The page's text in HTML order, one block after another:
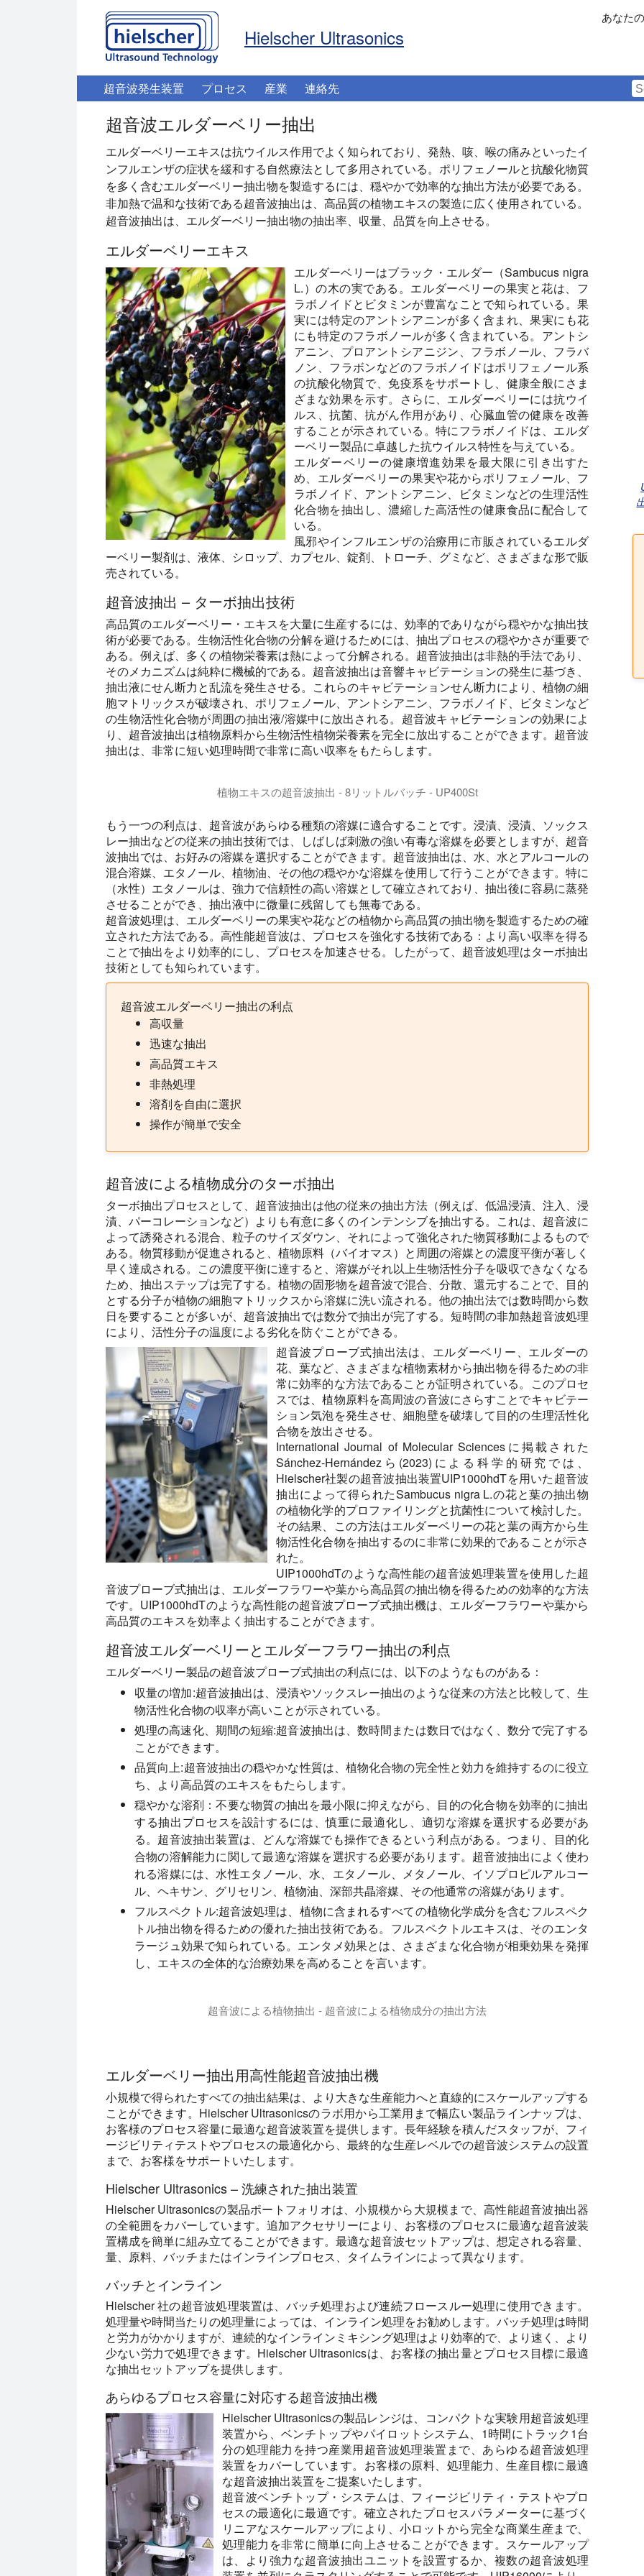
Hielscher Ultrasonics
あなた
超音波発生装置 プロセス 産業 連絡先
超音波エルダーベリー抽出
エルダーベリーエキスは抗ウイルス作用でよく知られており、発熱、咳、喉の痛みといったイ
ンフルエンザの症状を緩和する自然療法として多用されている。ポリフェノールと抗酸化物質
を多く含むエルダーベリー抽出物を製造するには、穏やかで効率的な抽出方法が必要である。
非加熱で温和な技術である超音波抽出は、高品質の植物エキスの製造に広く使用されている。
超音波抽出は、エルダーベリー抽出物の抽出率、収量、品質を向上させる。
エルダーベリーエキス
エルダーベリーはブラック・エルダー（Sambucus nigra
L.）の木の実である。エルダーベリーの果実と花は、フ
ラボノイドとビタミンが豊富なことで知られている。果
実には特定のアントシアニンが多く含まれ、果実にも花
にも特定のフラボノールが多く含まれている。アントシ
アニン、プロアントシアニジン、フラボノール、フラバ
ノン、フラボンなどのフラボノイドはポリフェノール系
の抗酸化物質で、免疫系をサポートし、健康全般にさま
ざまな効果を示す。さらに、エルダーベリーには抗ウイ
ルス、抗菌、抗がん作用があり、心臓血管の健康を改善
することが示されている。特にフラボノイドは、エルダ
ーベリー製品に卓越した抗ウイルス特性を与えている。
エルダーベリーの健康増進効果を最大限に引き出すた
め、エルダーベリーの果実や花からポリフェノール、フ
ラボノイド、アントシアニン、ビタミンなどの生理活性
化合物を抽出し、濃縮した高活性の健康食品に配合して
いる。
風邪やインフルエンザの治療用に市販されているエルダ
ーベリー製剤は、液体、シロップ、カプセル、錠剤、トローチ、グミなど、さまざまな形で販
売されている。
超音波抽出 – ターボ抽出技術
高品質のエルダーベリー・エキスを大量に生産するには、効率的でありながら穏やかな抽出技
術が必要である。生物活性化合物の分解を避けるためには、抽出プロセスの穏やかさが重要で
ある。例えば、多くの植物栄養素は熱によって分解される。超音波抽出は非熱的手法であり、
そのメカニズムは純粋に機械的である。超音波抽出は音響キャビテーションの発生に基づき、
抽出液にせん断力と乱流を発生させる。これらのキャビテーションせん断力により、植物の細
胞マトリックスが破壊され、ポリフェノール、アントシアニン、フラボノイド、ビタミンなど
の生物活性化合物が周囲の抽出液/溶媒中に放出される。超音波キャビテーションの効果によ
り、超音波抽出は植物原料から生物活性植物栄養素を完全に放出することができます。超音波
抽出は、非常に短い処理時間で非常に高い収率をもたらします。
植物エキスの超音波抽出 - 8リットルバッチ - UP400St
もう一つの利点は、超音波があらゆる種類の溶媒に適合することです。浸漬、浸漬、ソックス
レー抽出などの従来の抽出技術では、しばしば刺激の強い有毒な溶媒を必要としますが、超音
波抽出では、お好みの溶媒を選択することができます。超音波抽出は、水、水とアルコールの
混合溶媒、エタノール、植物油、その他の穏やかな溶媒を使用して行うことができます。特に
（水性）エタノールは、強力で信頼性の高い溶媒として確立されており、抽出後に容易に蒸発
させることができ、抽出液中に微量に残留しても無毒である。
超音波処理は、エルダーベリーの果実や花などの植物から高品質の抽出物を製造するための確
立された方法である。高性能超音波は、プロセスを強化する技術である：より高い収率を得る
ことで抽出をより効率的にし、プロセスを加速させる。したがって、超音波処理はターボ抽出
技術としても知られています。
超音波エルダーベリー抽出の利点
高収量
迅速な抽出
高品質エキス
非熱処理
溶剤を自由に選択
操作が簡単で安全
超音波による植物成分のターボ抽出
ターボ抽出プロセスとして、超音波抽出は他の従来の抽出方法（例えば、低温浸漬、注入、浸
漬、パーコレーションなど）よりも有意に多くのインテンシブを抽出する。これは、超音波に
よって誘発される混合、粒子のサイズダウン、それによって強化された物質移動によるもので
ある。物質移動が促進されると、植物原料（バイオマス）と周囲の溶媒との濃度平衡が著しく
早く達成される。この濃度平衡に達すると、溶媒がそれ以上生物活性分子を吸収できなくなる
ため、抽出ステップは完了する。植物の固形物を超音波で混合、分散、還元することで、目的
とする分子が植物の細胞マトリックスから溶媒に洗い流される。他の抽出法では数時間から数
日を要することが多いが、超音波抽出では数分で抽出が完了する。短時間の非加熱超音波処理
により、活性分子の温度による劣化を防ぐことができる。
超音波プローブ式抽出法は、エルダーベリー、エルダーの
花、葉など、さまざまな植物素材から抽出物を得るための非
常に効率的な方法であることが証明されている。このプロセ
スでは、植物原料を高周波の音波にさらすことでキャビテー
ション気泡を発生させ、細胞壁を破壊して目的の生理活性化
合物を放出させる。
International Journal of Molecular Sciencesに掲載された
Sánchez-Hernándezら(2023)による科学的研究では、
Hielscher社製の超音波抽出装置UIP1000hdTを用いた超音波
抽出によって得られたSambucus nigra L.の花と葉の抽出物
の植物化学的プロファイリングと抗菌性について検討した。
その結果、この方法はエルダーベリーの花と葉の両方から生
物活性化合物を抽出するのに非常に効果的であることが示さ
れた。
UIP1000hdTのような高性能の超音波処理装置を使用した超
音波プローブ式抽出は、エルダーフラワーや葉から高品質の抽出物を得るための効率的な方法
です。UIP1000hdTのような高性能の超音波プローブ式抽出機は、エルダーフラワーや葉から
高品質のエキスを効率よく抽出することができます。
超音波エルダーベリーとエルダーフラワー抽出の利点
エルダーベリー製品の超音波プローブ式抽出の利点には、以下のようなものがある：
収量の増加:超音波抽出は、浸漬やソックスレー抽出のような従来の方法と比較して、生
物活性化合物の収率が高いことが示されている。
処理の高速化、期間の短縮:超音波抽出は、数時間または数日ではなく、数分で完了する
ことができます。
品質向上:超音波抽出の穏やかな性質は、植物化合物の完全性と効力を維持するのに役立
ち、より高品質のエキスをもたらします。
穏やかな溶剤：不要な物質の抽出を最小限に抑えながら、目的の化合物を効率的に抽出
する抽出プロセスを設計するには、慎重に最適化し、適切な溶媒を選択する必要があ
る。超音波抽出装置は、どんな溶媒でも操作できるという利点がある。つまり、目的化
合物の溶解能力に関して最適な溶媒を選択する必要があります。超音波抽出によく使わ
れる溶媒には、水性エタノール、水、エタノール、メタノール、イソプロピルアルコー
ル、ヘキサン、グリセリン、植物油、深部共晶溶媒、その他通常の溶媒があります。
フルスペクトル:超音波処理は、植物に含まれるすべての植物化学成分を含むフルスペク
トル抽出物を得るための優れた抽出技術である。フルスペクトルエキスは、そのエンタ
ラージュ効果で知られている。エンタメ効果とは、さまざまな化合物が相乗効果を発揮
し、エキスの全体的な治療効果を高めることを言います。
超音波による植物抽出 - 超音波による植物成分の抽出方法
エルダーベリー抽出用高性能超音波抽出機
小規模で得られたすべての抽出結果は、より大きな生産能力へと直線的にスケールアップする
ことができます。Hielscher Ultrasonicsのラボ用から工業用まで幅広い製品ラインナップは、
お客様のプロセス容量に最適な超音波装置を提供します。長年経験を積んだスタッフが、フィ
ージビリティテストやプロセスの最適化から、最終的な生産レベルでの超音波システムの設置
まで、お客様をサポートいたします。
Hielscher Ultrasonics – 洗練された抽出装置
Hielscher Ultrasonicsの製品ポートフォリオは、小規模から大規模まで、高性能超音波抽出器
の全範囲をカバーしています。追加アクセサリーにより、お客様のプロセスに最適な超音波装
置構成を簡単に組み立てることができます。最適な超音波セットアップは、想定される容量、
量、原料、バッチまたはインラインプロセス、タイムラインによって異なります。
バッチとインライン
Hielscher 社の超音波処理装置は、バッチ処理および連続フロースルー処理に使用できます。
処理量や時間当たりの処理量によっては、インライン処理をお勧めします。バッチ処理は時間
と労力がかかりますが、連続的なインラインミキシング処理はより効率的で、より速く、より
少ない労力で処理できます。Hielscher Ultrasonicsは、お客様の抽出量とプロセス目標に最適
な抽出セットアップを提供します。
あらゆるプロセス容量に対応する超音波抽出機
Hielscher Ultrasonicsの製品レンジは、コンパクトな実験用超音波処理
装置から、ベンチトップやパイロットシステム、1時間にトラック1台
分の処理能力を持つ産業用超音波処理装置まで、あらゆる超音波処理
装置をカバーしています。お客様の原料、処理能力、生産目標に最適
な超音波抽出装置をご提案いたします。
超音波ベンチトップ・システムは、フィージビリティ・テストやプロ
セスの最適化に最適です。確立されたプロセスパラメーターに基づく
リニアなスケールアップにより、小ロットから完全な商業生産まで、
処理能力を非常に簡単に向上させることができます。スケールアップ
は、より強力な超音波抽出ユニットを設置するか、複数の超音波処理